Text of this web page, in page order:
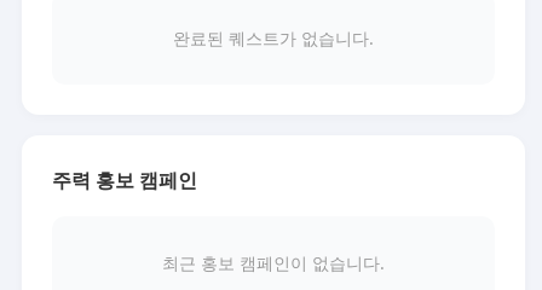
완료된 퀘스트가 없습니다.
주력 홍보 캠페인
최근 홍보 캠페인이 없습니다.